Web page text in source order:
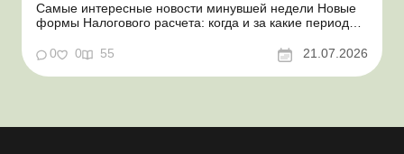
Самые интересные новости минувшей недели Новые
формы Налогового расчета: когда и за какие периоды
переоформления отсрочки от призыва во время
Координационный центр по организации
0 0 55 21.07.2026